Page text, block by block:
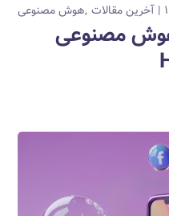
آخرین مقالات هوش مصنوعی
مصنوعی